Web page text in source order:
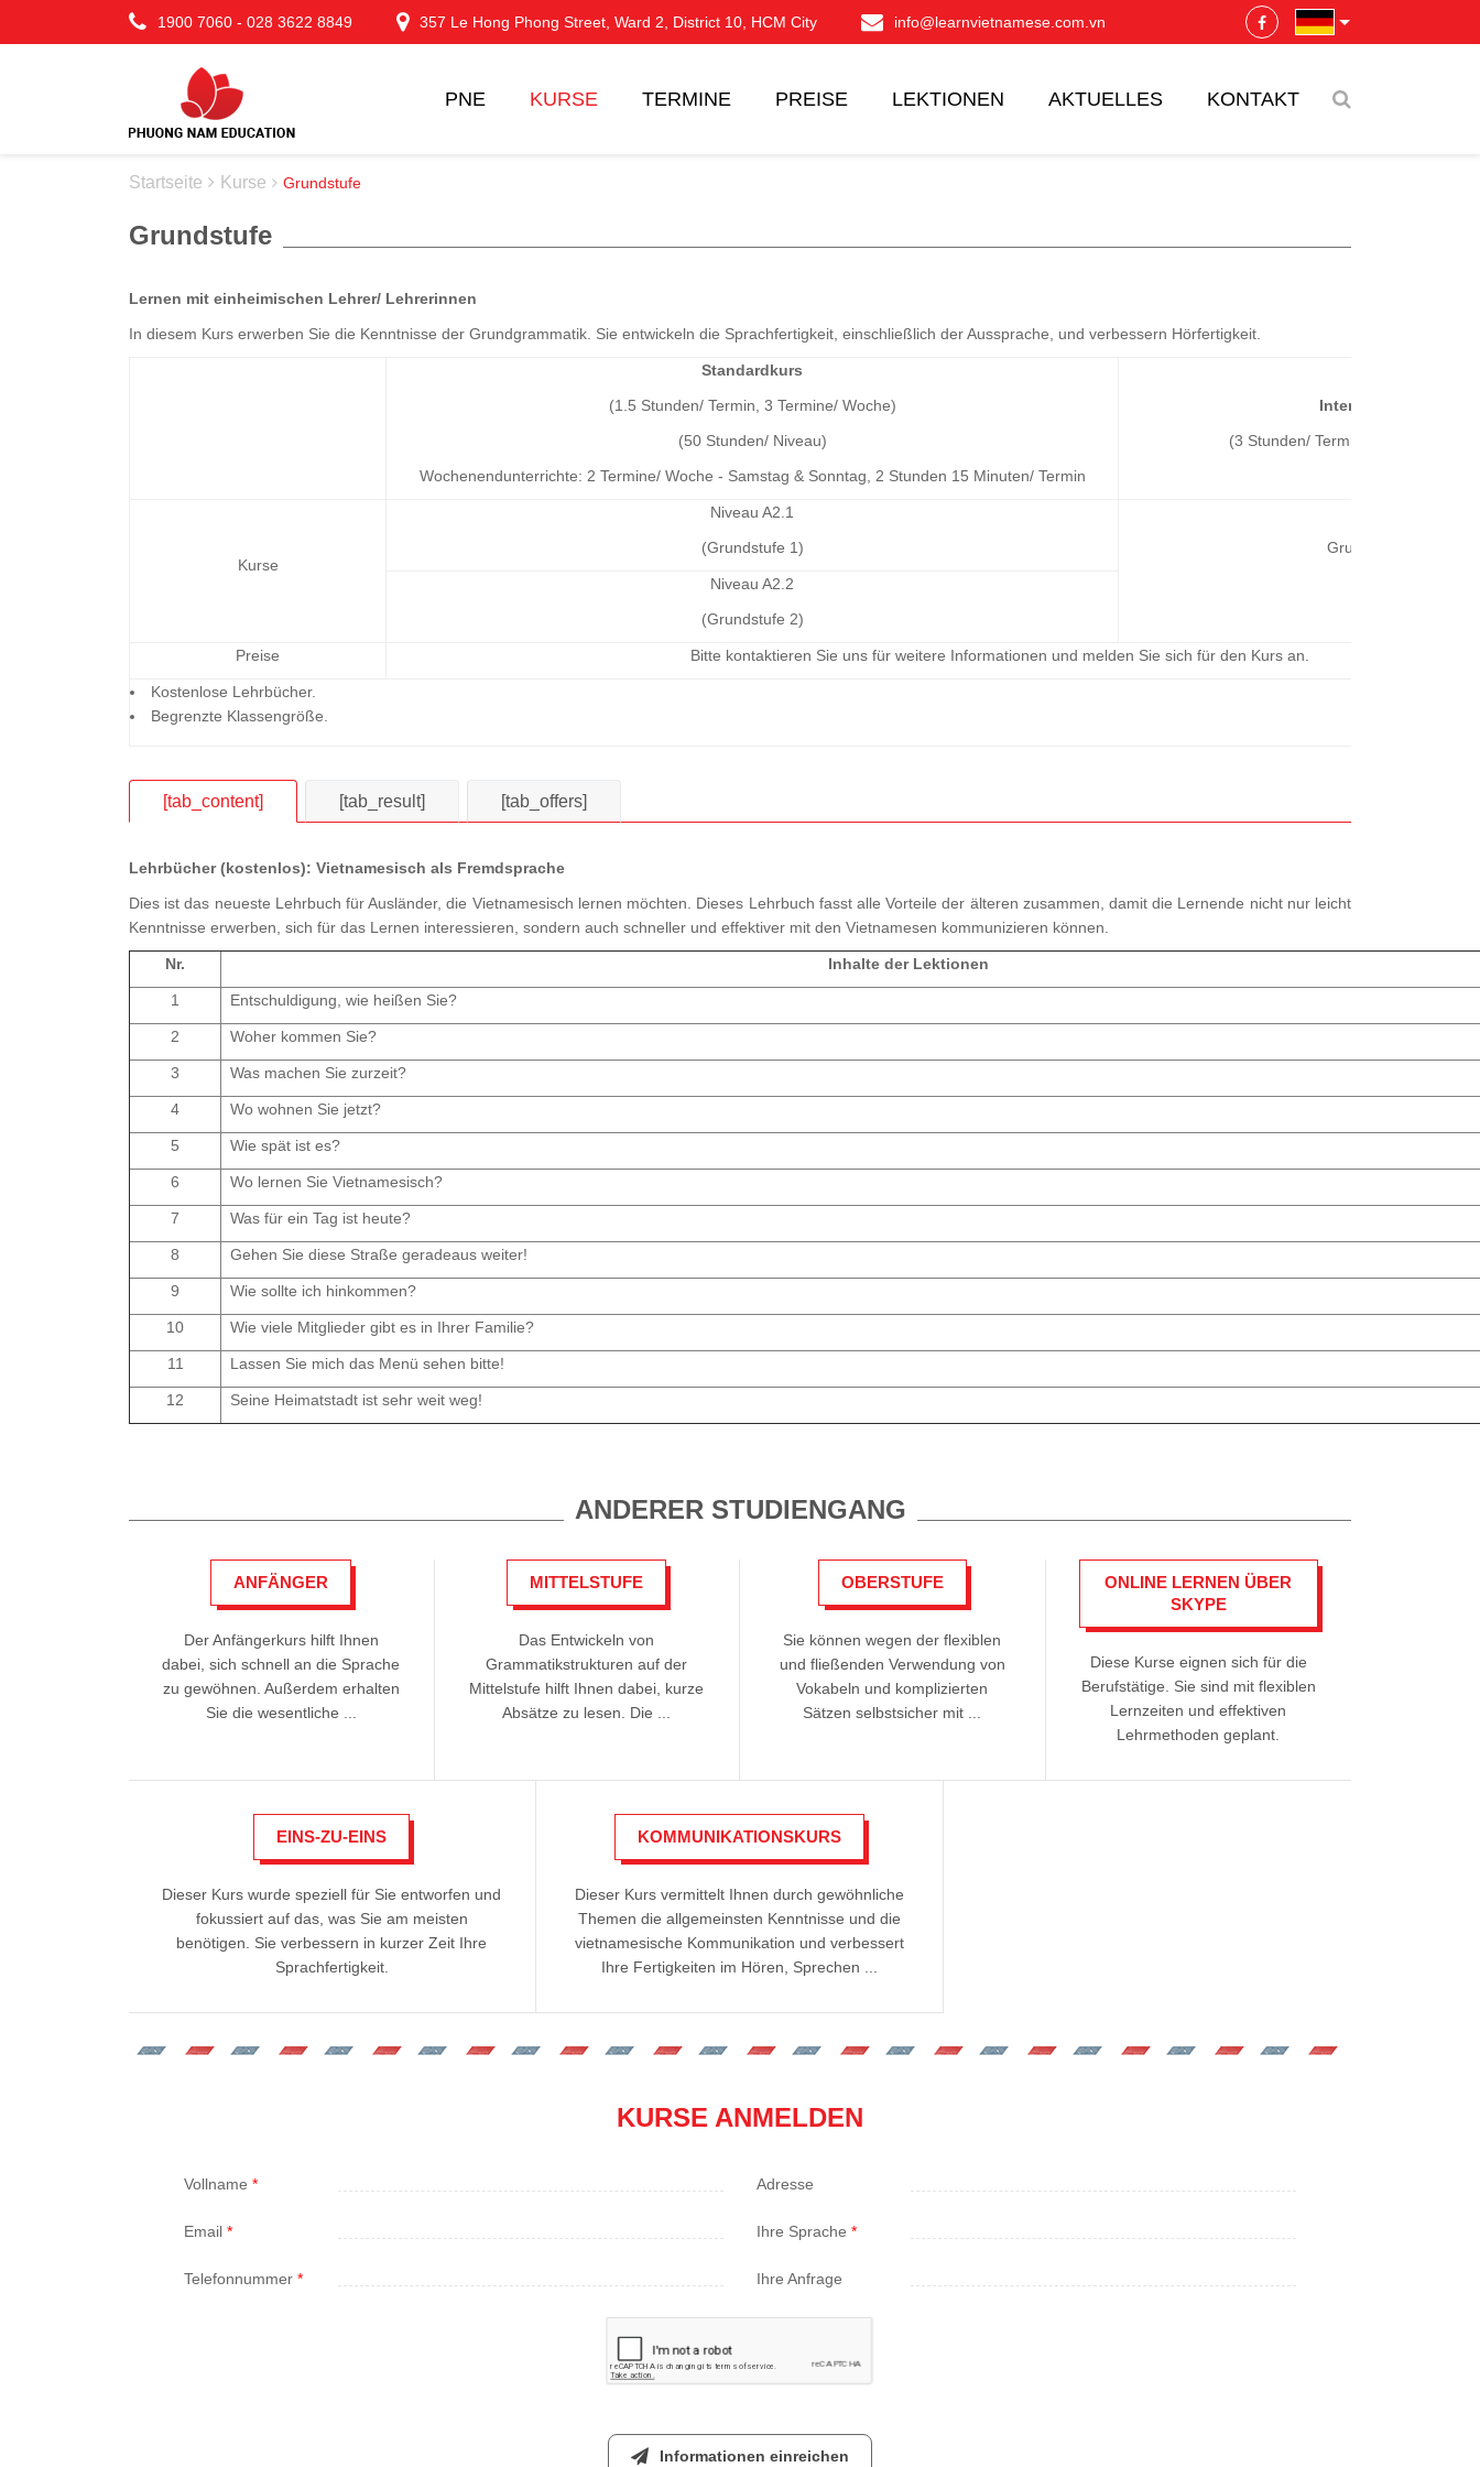
1900 7060 - 028 3622 8849 357 Le Hong Phong Street, Ward 2, District 10, HCM City info@learnvietnamese.com.vn
PNE KURSE TERMINE PREISE LEKTIONEN AKTUELLES KONTAKT
Startseite Kurse Grundstufe
Grundstufe
Lernen mit einheimischen Lehrer/ Lehrerinnen
In diesem Kurs erwerben Sie die Kenntnisse der Grundgrammatik. Sie entwickeln die Sprachfertigkeit, einschließlich der Aussprache, und verbessern Hörfertigkeit.
Standardkurs
(1.5 Stunden/ Termin, 3 Termine/ Woche)
(50 Stunden/ Niveau)
Wochenendunterrichte: 2 Termine/ Woche - Samstag & Sonntag, 2 Stunden 15 Minuten/ Termin
Intensivkurs
(3 Stunden/ Termin, 3 Termine/
Kurse
Niveau A2.1
(Grundstufe 1)
Grundstufe
Niveau A2.2
(Grundstufe 2)
Preise Bitte kontaktieren Sie uns für weitere Informationen und melden Sie sich für den Kurs an.
Kostenlose Lehrbücher.
Begrenzte Klassengröße.
[tab_content] [tab_result] [tab_offers]
Lehrbücher (kostenlos): Vietnamesisch als Fremdsprache
Dies ist das neueste Lehrbuch für Ausländer, die Vietnamesisch lernen möchten. Dieses Lehrbuch fasst alle Vorteile der älteren zusammen, damit die Lernende nicht nur leicht
Kenntnisse erwerben, sich für das Lernen interessieren, sondern auch schneller und effektiver mit den Vietnamesen kommunizieren können.
Nr. Inhalte der Lektionen
1 Entschuldigung, wie heißen Sie?
2 Woher kommen Sie?
3 Was machen Sie zurzeit?
4 Wo wohnen Sie jetzt?
5 Wie spät ist es?
6 Wo lernen Sie Vietnamesisch?
7 Was für ein Tag ist heute?
8 Gehen Sie diese Straße geradeaus weiter!
9 Wie sollte ich hinkommen?
10 Wie viele Mitglieder gibt es in Ihrer Familie?
11 Lassen Sie mich das Menü sehen bitte!
12 Seine Heimatstadt ist sehr weit weg!
ANDERER STUDIENGANG
ANFÄNGER
Der Anfängerkurs hilft Ihnen
dabei, sich schnell an die Sprache
zu gewöhnen. Außerdem erhalten
Sie die wesentliche ...
MITTELSTUFE
Das Entwickeln von
Grammatikstrukturen auf der
Mittelstufe hilft Ihnen dabei, kurze
Absätze zu lesen. Die ...
OBERSTUFE
Sie können wegen der flexiblen
und fließenden Verwendung von
Vokabeln und komplizierten
Sätzen selbstsicher mit ...
ONLINE LERNEN ÜBER
SKYPE
Diese Kurse eignen sich für die
Berufstätige. Sie sind mit flexiblen
Lernzeiten und effektiven
Lehrmethoden geplant.
EINS-ZU-EINS
Dieser Kurs wurde speziell für Sie entworfen und
fokussiert auf das, was Sie am meisten
benötigen. Sie verbessern in kurzer Zeit Ihre
Sprachfertigkeit.
KOMMUNIKATIONSKURS
Dieser Kurs vermittelt Ihnen durch gewöhnliche
Themen die allgemeinsten Kenntnisse und die
vietnamesische Kommunikation und verbessert
Ihre Fertigkeiten im Hören, Sprechen ...
KURSE ANMELDEN
Vollname *
Email *
Telefonnummer *
Adresse
Ihre Sprache *
Ihre Anfrage
Informationen einreichen